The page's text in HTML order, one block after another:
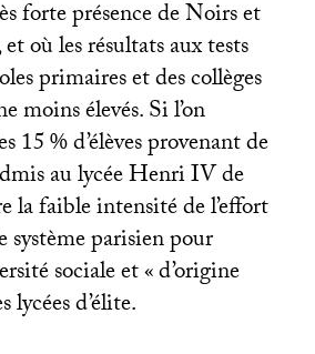
forte présence de Noirs et
où les résultats aux tests
primaires et des collèges
moins élevés. Si l’on
15% d’élèves provenant de
au lycée HenriIVde
la faible intensité de l’effort
système parisien pour
sociale et «d’origine
lycées d’élite.